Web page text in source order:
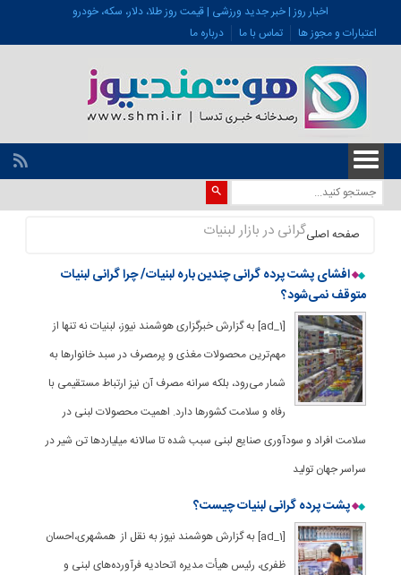
اخبار روز | خبر جدید ورزشی | قیمت روز طلا، دلار، سکه، خودرو
اعتبارات و مجوز ها
تماس با ما درباره ما
صفحه اصلیگرانی در بازار لبنیات
افشای پشت پرده گرانی چندین باره لبنیات/ چرا گرانی لبنیات
متوقف نمی‌شود؟
[ad_1] به گزارش خبرگزاری هوشمند نیوز، لبنیات نه تنها از
مهم‌ترین محصولات مغذی و پرمصرف در سبد خانوارها به
شمار می‌رود، بلکه سرانه مصرف آن نیز ارتباط مستقیمی با
رفاه و سلامت کشورها دارد. اهمیت محصولات لبنی در
سلامت افراد و سودآوری صنایع لبنی سبب شده تا سالانه میلیاردها تن شیر در
سراسر جهان تولید
پشت پرده گرانی لبنیات چیست؟
[ad_1] به گزارش هوشمند نیوز به نقل از همشهری،احسان
ظفری، رئیس هیأت مدیره اتحادیه فرآورده‌های لبنی و